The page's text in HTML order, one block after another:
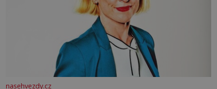
nasehvezdy.cz